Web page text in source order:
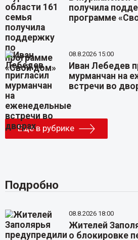
получила
программе
08.8.2026 15:00
Иван Лебедев
мурманчан на
встречи во
Еще в рубрике
Подробно
08.8.2026 18:00
Жителей
о блокировке